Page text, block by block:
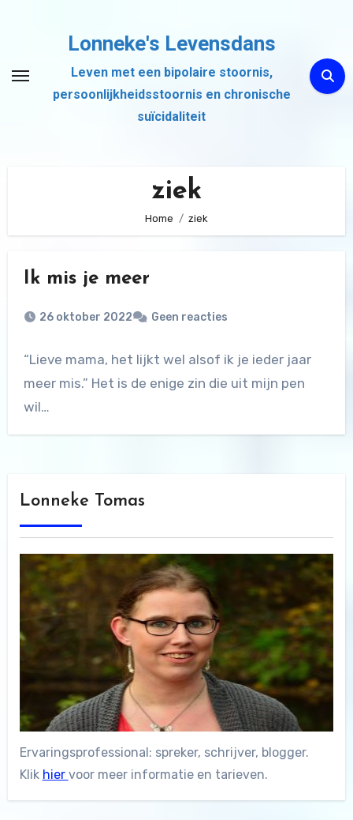
inhoud
Lonneke's Levensdans
Leven met een bipolaire stoornis,
persoonlijkheidsstoornis en chronische
suïcidaliteit
ziek
Home ziek
Ik mis je meer
26 oktober 2022 Geen reacties
“Lieve mama, het lijkt wel alsof ik je ieder jaar
meer mis.” Het is de enige zin die uit mijn pen
wil…
Lonneke Tomas
Ervaringsprofessional: spreker, schrijver, blogger.
Klik hier voor meer informatie en tarieven.